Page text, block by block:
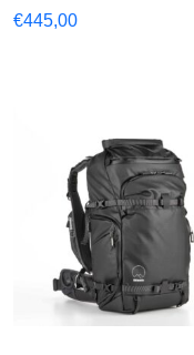
€445,00